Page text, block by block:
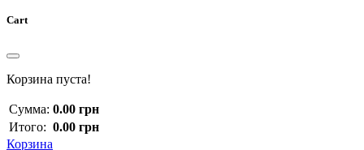
Cart
Корзина пуста!
Сумма: 0.00 грн
Итого: 0.00 грн
Корзина